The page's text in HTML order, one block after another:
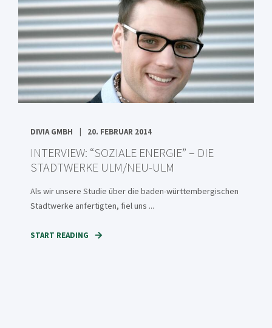
DIVIA GMBH 20. FEBRUAR 2014
INTERVIEW: “SOZIALE ENERGIE” – DIE
STADTWERKE ULM/NEU-ULM
Als wir unsere Studie über die baden-württembergischen
Stadtwerke anfertigten, fiel uns ...
START READING